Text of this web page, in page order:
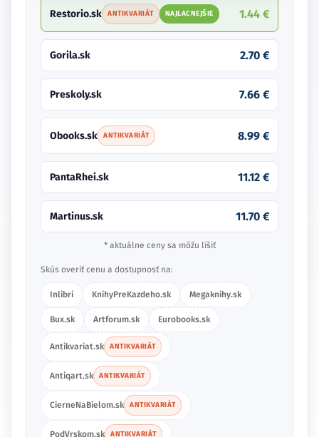
Gorila.sk 2.70 €
Martinus.sk
ANTIKVARIÁT
PantaRhei.sk
Skús overiť cenu a dostupnosť na:
KnihyPreKazdeho.sk Megaknihy.sk
Bux.sk Artforum.sk Eurobooks.sk
Antikvariat.sk ANTIKVARIÁT
Antiqart.sk ANTIKVARIÁT
CierneNaBielom.sk ANTIKVARIÁT
PodVrskom.sk ANTIKVARIÁT